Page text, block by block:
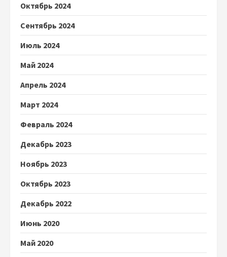
Октябрь 2024
Сентябрь 2024
Июль 2024
Май 2024
Апрель 2024
Март 2024
Февраль 2024
Декабрь 2023
Ноябрь 2023
Октябрь 2023
Декабрь 2022
Июнь 2020
Май 2020